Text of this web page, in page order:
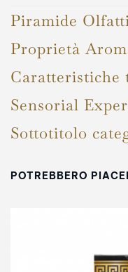
Piramide
Proprietà
Caratteristiche
Sensorial
Sottotitolo
POTREBBERO